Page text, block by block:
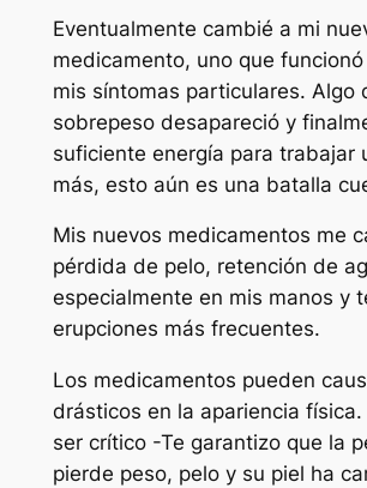
Eventualmente cambié a mi
medicamento, uno que
mis síntomas particulares. Algo
sobrepeso desapareció y
suficiente energía para trabajar
más, esto aún es una batalla
Mis nuevos medicamentos me
pérdida de pelo, retención de
especialmente en mis manos y
erupciones más frecuentes.
Los medicamentos pueden
drásticos en la apariencia
ser crítico -Te garantizo que la
pierde peso, pelo y su piel ha